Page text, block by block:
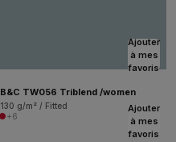
Ajouter
à mes
favoris
B&C TW056 Triblend /women
130 g/m² / Fitted
+6
Ajouter
à mes
favoris